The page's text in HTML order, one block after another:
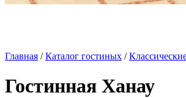
Главная /Каталог гостиных /
Гостинная Ханау